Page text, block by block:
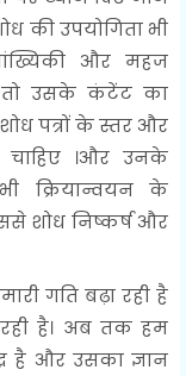
की उपयोगिता भी
सांख्यिकी और महज
तो उसके कंटेंट का
पत्रों के स्तर और
।और उनके
क्रियान्वयन के
शोध निष्कर्ष और
गति बढ़ा रही है
है। अब तक हम
है और उसका ज्ञान